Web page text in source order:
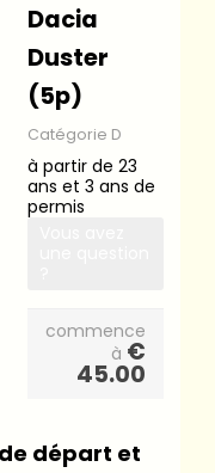
Dacia
Duster
(5p)
Catégorie D
à partir de 23
ans et 3 ans de
permis
commence
à €
45.00
départ et